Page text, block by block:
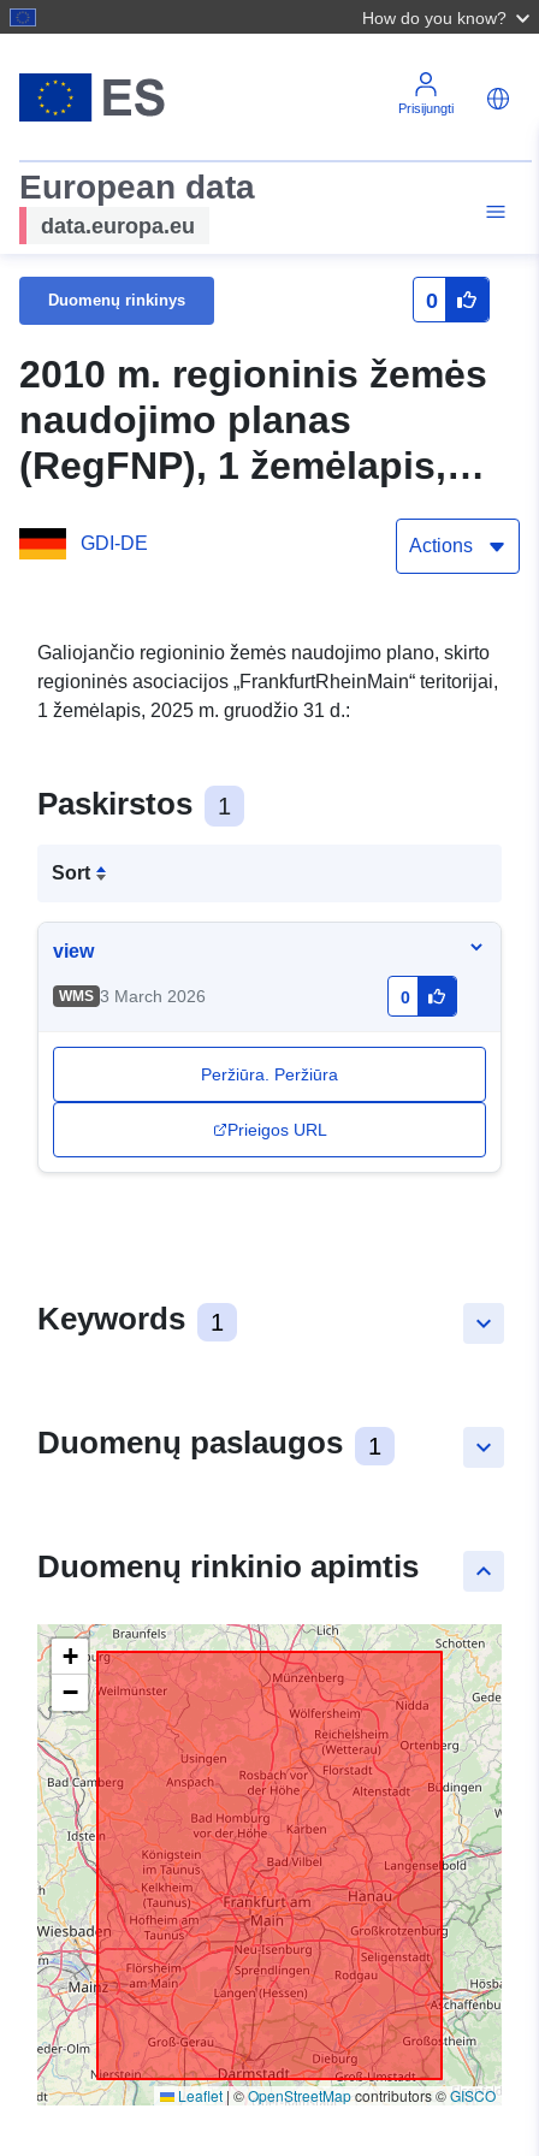
How do you know?
Prisijungti
European data
data.europa.eu
Duomenų rinkinys 0
2010 m. regioninis žemės
naudojimo planas
(RegFNP), 1 žemėlapis,
plano būklė 2025 12 31.
Paminklų apsauga,
GDI-DE Actions
Galiojančio regioninio žemės naudojimo plano, skirto
regioninės asociacijos „FrankfurtRheinMain“ teritorijai,
1 žemėlapis, 2025 m. gruodžio 31 d.:
Paskirstos 1
Sort
view
WMS 3 March 2026 0
Peržiūra. Peržiūra
Prieigos URL
keyboard_arrow_down
Keywords 1
keyboard_arrow_down
Duomenų paslaugos 1
keyboard_arrow_up
Duomenų rinkinio apimtis
+
−
Leaflet | ©OpenStreetMapcontributors ©GISCO